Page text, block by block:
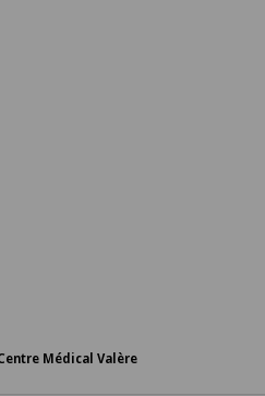
Médical Valère